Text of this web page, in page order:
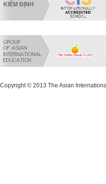
KIỂM ĐỊNH
Copyright © 2013 The Asian